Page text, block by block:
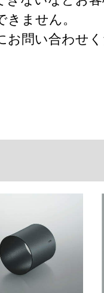
ません。
お問い合わせ